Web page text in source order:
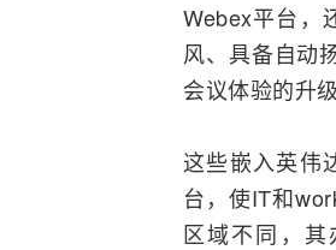
Webex平台，
风、具备自动
会议体验的升级
这些嵌入英伟
台，使IT和
区域不同，